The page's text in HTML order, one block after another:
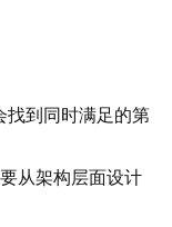
找到同时满足的第
从架构层面设计